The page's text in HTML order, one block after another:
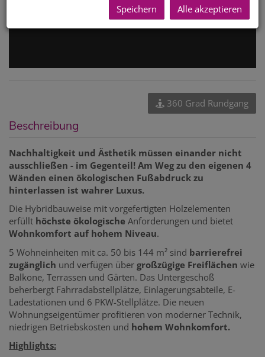
360 Grad Rundgang
Beschreibung
Nachhaltigkeit und Ästhetik müssen einander nicht
ausschließen - im Gegenteil! Am Weg zu den eigenen 4
Wänden einen ökologischen Fußabdruck zu
hinterlassen ist wahrer Luxus.
Die Hybridbauweise mit vorgefertigten Holzelementen
erfüllt höchste ökologische Anforderungen und bietet
Wohnkomfort auf hohem Niveau.
5 Wohneinheiten mit ca. 50 bis 144 m² sind barrierefrei
zugänglich und verfügen über großzügige Freiflächen wie
Balkone, Terrassen und Gärten. Das Untergeschoß
beherbergt Fahrradabstellplätze, Einlagerungsabteile, E-
Ladestationen und 6 PKW-Stellplätze. Die neuen
Wohnungseigentümer profitieren von moderner Technik,
niedrigen Betriebskosten und hohem Wohnkomfort.
Highlights:
Speichern Alle akzeptieren